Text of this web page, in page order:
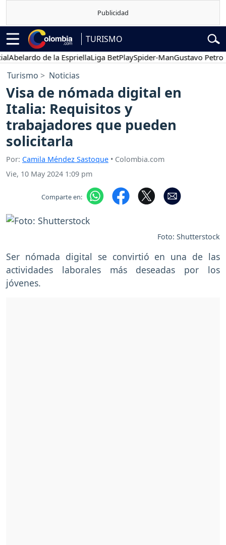
TURISMO
de la EspriellaLiga BetPlaySpider-ManGustavo Petro
Turismo Noticias
Visa de nómada digital en
Italia: Requisitos y
trabajadores que pueden
solicitarla
Por: Camila Méndez Sastoque • Colombia.com
Vie, 10 May 2024 1:09 pm
Comparte en:
Foto: Shutterstock
Ser nómada digital se convirtió en una de las
actividades laborales más deseadas por los
jóvenes.